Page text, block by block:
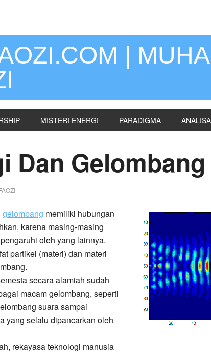
|
MISTERI ENERGI PARADIGMA
Dan Gelombang
gelombang memiliki hubungan
karena masing-masing
oleh yang lainnya.
partikel (materi) dan materi
secara alamiah sudah
macam gelombang, seperti
suara sampai
yang selalu dipancarkan oleh
rekayasa teknologi manusia